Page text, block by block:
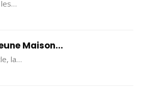
Maison...
la…